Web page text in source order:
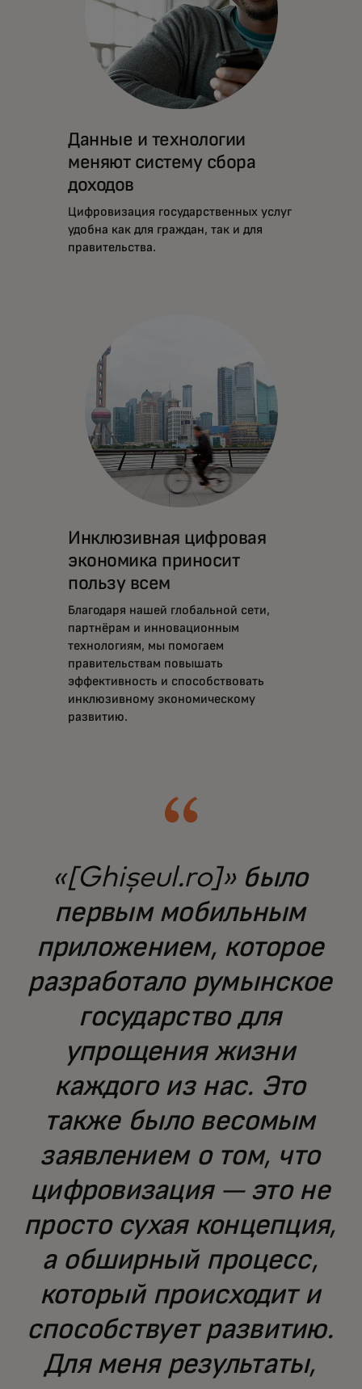
Данные и технологии
меняют систему сбора
доходов
Цифровизация государственных услуг
удобна как для граждан, так и для
правительства.
Инклюзивная цифровая
экономика приносит
пользу всем
Благодаря нашей глобальной сети,
партнёрам и инновационным
технологиям, мы помогаем
правительствам повышать
эффективность и способствовать
инклюзивному экономическому
развитию.
«[Ghișeul.ro]» было
первым мобильным
приложением, которое
разработало румынское
государство для
упрощения жизни
каждого из нас. Это
также было весомым
заявлением о том, что
цифровизация — это не
просто сухая концепция,
а обширный процесс,
который происходит и
способствует развитию.
Для меня результаты,